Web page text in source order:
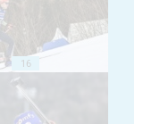
16